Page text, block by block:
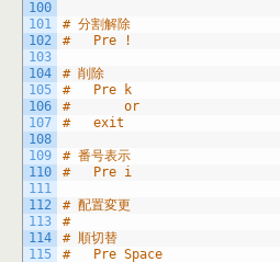
100
101
102
103
104
105
106
107
108
109
110
111
112
113
114
115
# 分割解除
#	Pre !
# 削除
#	Pre k
#		or
#	exit
# 番号表示
#	Pre i
# 配置変更
#
# 順切替
#	Pre Space